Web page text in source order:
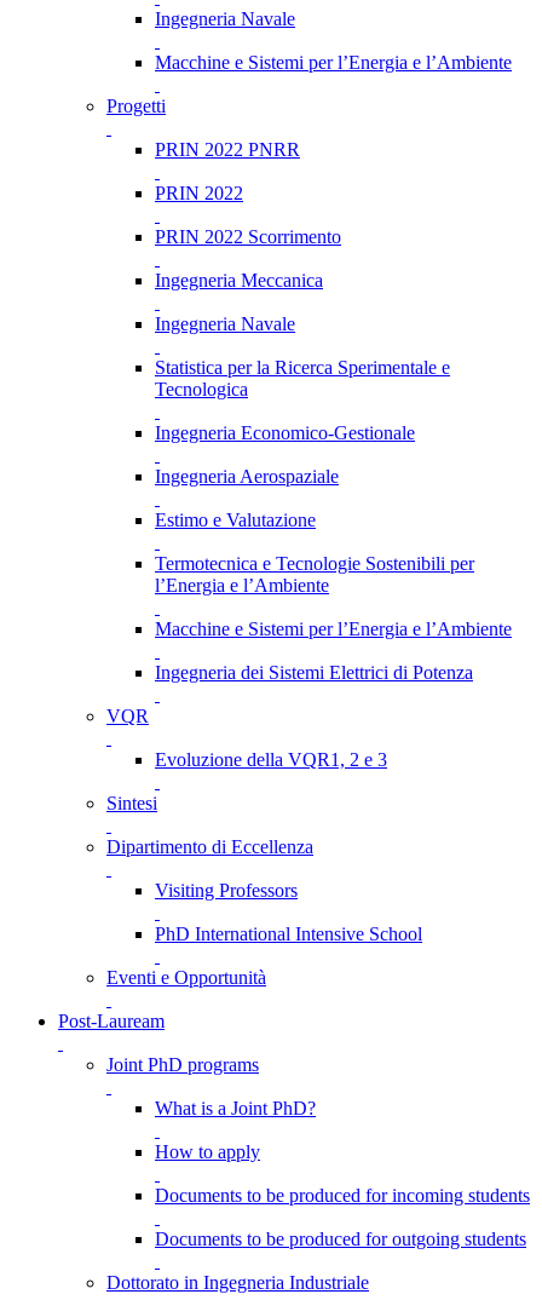
Ingegneria Navale
Macchine e Sistemi per l’Energia e l’Ambiente
Progetti
PRIN 2022 PNRR
PRIN 2022
PRIN 2022 Scorrimento
Ingegneria Meccanica
Ingegneria Navale
Statistica per la Ricerca Sperimentale e
Tecnologica
Ingegneria Economico-Gestionale
Ingegneria Aerospaziale
Estimo e Valutazione
Termotecnica e Tecnologie Sostenibili per
l’Energia e l’Ambiente
Macchine e Sistemi per l’Energia e l’Ambiente
Ingegneria dei Sistemi Elettrici di Potenza
VQR
Evoluzione della VQR1, 2 e 3
Sintesi
Dipartimento di Eccellenza
Visiting Professors
PhD International Intensive School
Eventi e Opportunità
Post-Lauream
Joint PhD programs
What is a Joint PhD?
How to apply
Documents to be produced for incoming students
Documents to be produced for outgoing students
Dottorato in Ingegneria Industriale